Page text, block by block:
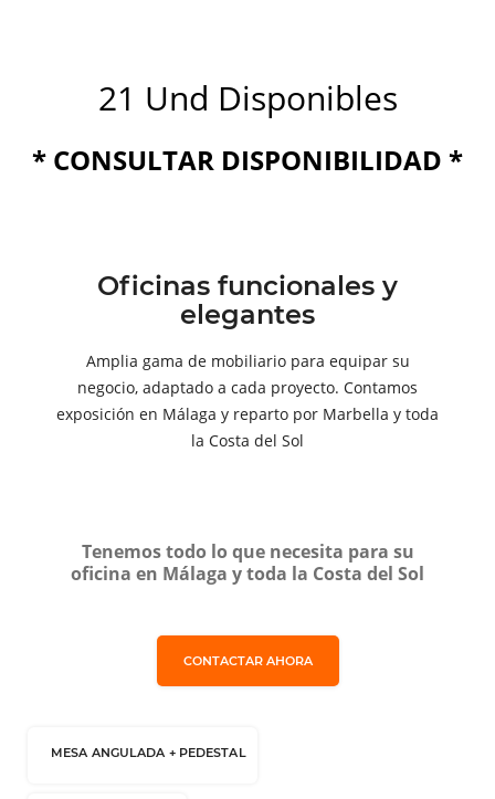
21 Und Disponibles
* CONSULTAR DISPONIBILIDAD *
Oficinas funcionales y
elegantes
Amplia gama de mobiliario para equipar su
negocio, adaptado a cada proyecto. Contamos
exposición en Málaga y reparto por Marbella y toda
la Costa del Sol
Tenemos todo lo que necesita para su
oficina en Málaga y toda la Costa del Sol
CONTACTAR AHORA
MESA ANGULADA + PEDESTAL